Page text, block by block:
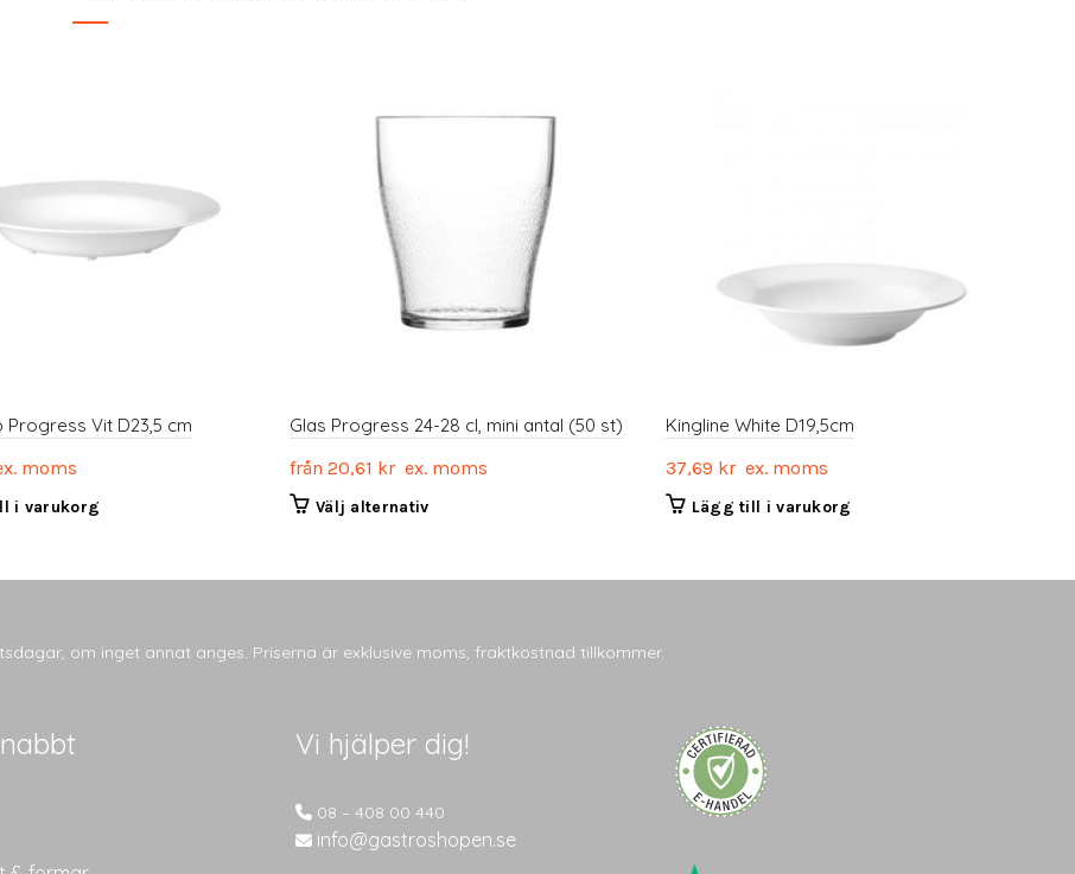
Progress Vit D23,5 cm
moms
i varukorg
Glas Progress 24-28 cl, mini antal (50 st)
från 20,61 krex. moms
Välj alternativDen
har
De
kan
väljas
produktsidan
Kingline White D19,5cm
37,69 krex. moms
Lägg till i varukorg
om inget annat anges. Priserna är exklusive moms, fraktkostnad tillkommer.
Vi hjälper dig!
08 – 408 00 440
info@gastroshopen.se